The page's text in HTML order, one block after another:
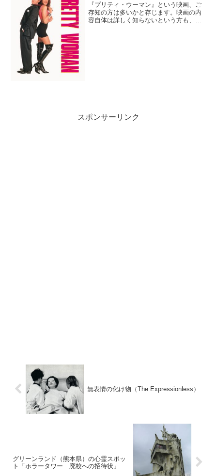
『プリティ・ウーマン』という映画、ご
存知の方は多いかと存じます。映画の内
容自体は詳しく知らないという方も、主
スポンサーリンク
無表情の化け物（The Expressionless）
グリーンランド（熊本県）の心霊スポッ
ト「ホラータワー 廃校への招待状」